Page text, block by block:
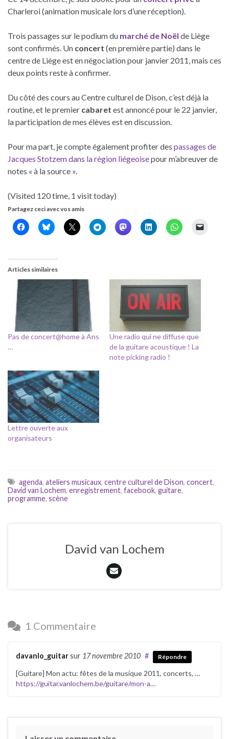
Charleroi (animation musicale lors d’une réception).
Trois passages sur le podium du marché de Noël de Liège
sont confirmés. Un concert (en première partie) dans le
centre de Liège est en négociation pour janvier 2011, mais ces
deux points reste à confirmer.
Du côté des cours au Centre culturel de Dison, c’est déjà la
routine, et le premier cabaret est annoncé pour le 22 janvier,
la participation de mes élèves est en discussion.
Pour ma part, je compte également profiter des passages de
Jacques Stotzem dans la région liégeoisepour m’abreuver de
notes « à la source ».
(Visited 120 time, 1 visit today)
Partagez ceci avec vos amis
Articles similaires
Pas de concert@home à Ans
…
Une radio qui ne diffuse que
de la guitare acoustique ! La
note picking radio !
Lettre ouverte aux
organisateurs
agenda, ateliers musicaux, centre culturel de Dison, concert,
David van Lochem, enregistrement, facebook, guitare,
programme, scène
David van Lochem
1 Commentaire
davanlo_guitarsur 17 novembre 2010 # Répondre
[Guitare] Mon actu: fêtes de la musique 2011, concerts, …
https://guitar.vanlochem.be/guitare/mon-a…